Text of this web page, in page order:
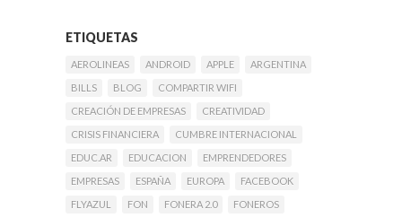
ETIQUETAS
AEROLINEAS ANDROID APPLE
ARGENTINA
BILLS
BLOG
COMPARTIR WIFI
CREACIÓN DE EMPRESAS
CREATIVIDAD
CRISIS FINANCIERA
CUMBRE INTERNACIONAL
EDUC.AR
EDUCACION
EMPRENDEDORES
EMPRESAS
ESPAÑA EUROPA
FACEBOOK
FLYAZUL
FON FONERA 2.0
FONEROS